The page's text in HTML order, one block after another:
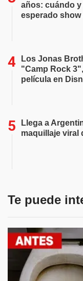
años: cuándo y
esperado
Los Jonas
"Camp Rock
película en
Llega a
maquillaje viral
Te puede